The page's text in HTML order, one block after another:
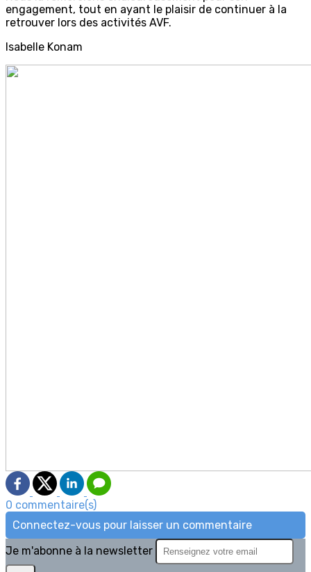
engagement, tout en ayant le plaisir de continuer à la
retrouver lors des activités AVF.
Isabelle Konam
0 commentaire(s)
Connectez-vous pour laisser un commentaire
Je m'abonne à la newsletter